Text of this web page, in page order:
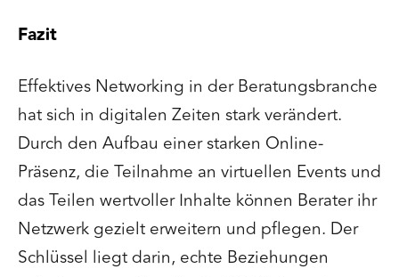
Fazit
Effektives Networking in der Beratungsbranche
hat sich in digitalen Zeiten stark verändert.
Durch den Aufbau einer starken Online-
Präsenz, die Teilnahme an virtuellen Events und
das Teilen wertvoller Inhalte können Berater ihr
Netzwerk gezielt erweitern und pflegen. Der
Schlüssel liegt darin, echte Beziehungen